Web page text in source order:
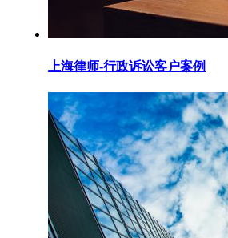
上海律师-行政诉讼客户案例